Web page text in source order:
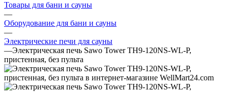
Товары для бани и сауны
—
Оборудование для бани и сауны
—
Электрические печи для сауны
—Электрическая печь Sawo Tower TH9-120NS-WL-P,
пристенная, без пульта